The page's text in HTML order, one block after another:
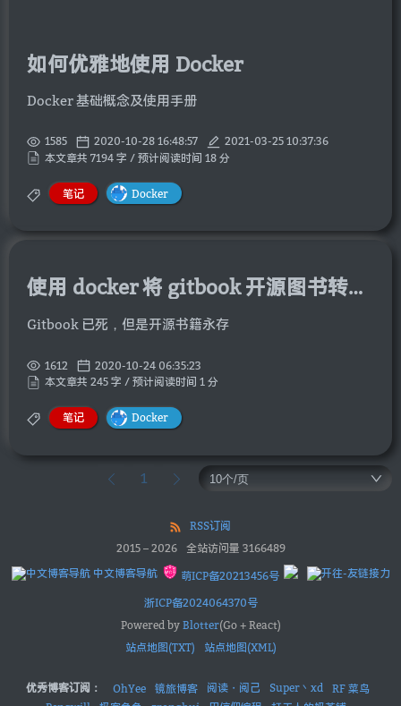
如何优雅地使用 Docker
Docker 基础概念及使用手册
1585 2020-10-28 16:48:57
2021-03-25 10:37:36
本文章共 7194 字 / 预计阅读时间 18 分
笔记 Docker
使用 docker 将 gitbook 开源图书转换为 EPUB
Gitbook 已死，但是开源书籍永存
1612
2020-10-24 06:35:23
本文章共 245 字 / 预计阅读时间 1 分
笔记 Docker
1
RSS订阅
2015– 2026 全站访问量 3166489
中文博客导航
萌ICP备20213456号
浙ICP备2024064370号
Powered by Blotter(Go + React)
站点地图(TXT)
站点地图(XML)
优秀博客订阅： OhYee 镜旅博客 阅读・阅己 Super丶xd
RF 菜鸟